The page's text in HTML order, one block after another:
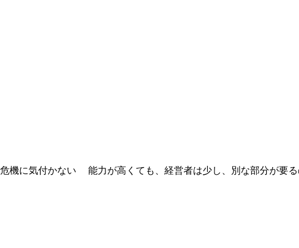
に気付かない 能力が高くても、経営者は少し、別な部分が要